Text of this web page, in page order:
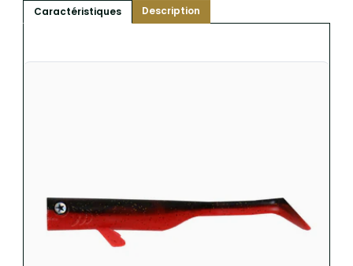
Caractéristiques Description